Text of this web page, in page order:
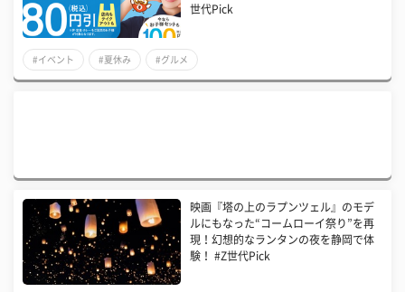
世代Pick
#イベント #夏休み #グルメ
映画『塔の上のラプンツェル』のモデ
ルにもなった“コームローイ祭り”を再
現！幻想的なランタンの夜を静岡で体
験！ #Z世代Pick